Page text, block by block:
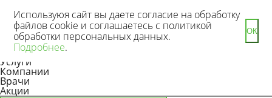
Новости
Статьи
Услуги
Компании
Врачи
Акции
Используюя сайт вы даете согласие на обработку
файлов cookie и соглашаетесь с политикой
обработки персональных данных.
Подробнее.
ОК